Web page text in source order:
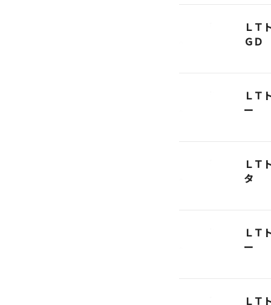
ＬＴ
ＧＤ
ＬＴ
ー
ＬＴ
タ
ＬＴ
ー
ＬＴ